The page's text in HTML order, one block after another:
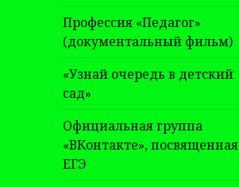
Профессия «Педагог»
(документальный фильм)
«Узнай очередь в детский
сад»
Официальная группа
«ВКонтакте», посвященная
ЕГЭ